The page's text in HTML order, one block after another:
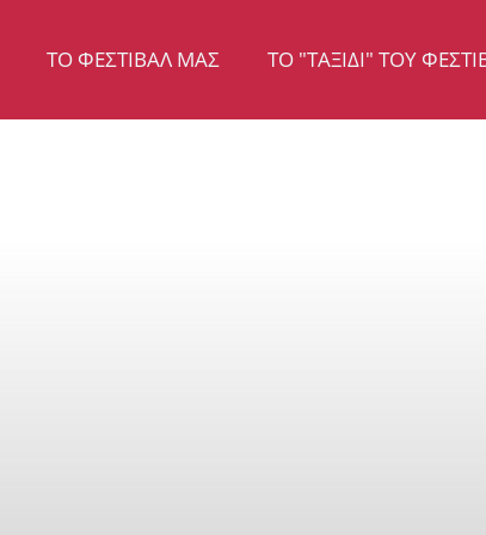
ΤΟ ΦΕΣΤΙΒΆΛ ΜΑΣ TO "ΤΑΞΊΔΙ" ΤΟΥ